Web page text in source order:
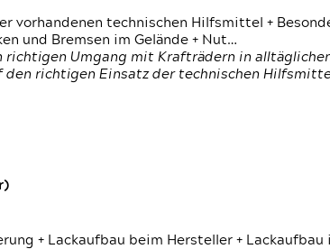
vorhandenen technischen Hilfsmittel +
und Bremsen im Gelände + Nut…
richtigen Umgang mit Krafträdern in
richtigen Einsatz der technischen
+ Lackaufbau beim Hersteller + Lackaufbau